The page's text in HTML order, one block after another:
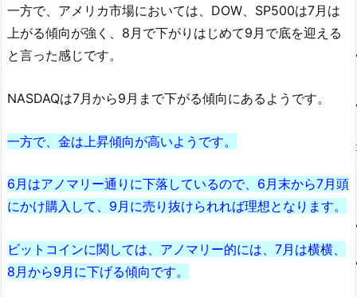
一方で、アメリカ市場においては、DOW、SP500は7月は
上がる傾向が強く、8月で下がりはじめて9月で底を迎える
と言った感じです。
NASDAQは7月から9月まで下がる傾向にあるようです。
一方で、金は上昇傾向が高いようです。
6月はアノマリー通りに下落しているので、6月末から7月頭
にかけ購入して、9月に売り抜けられれば理想となります。
ビットコインに関しては、アノマリー的には、7月は横横、
8月から9月に下げる傾向です。